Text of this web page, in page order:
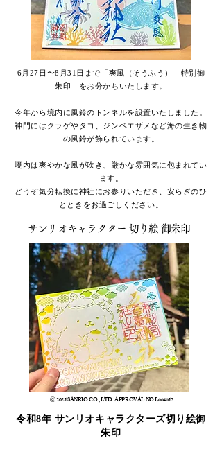
6月27日〜8月31日まで「爽風（そうふう） 特別御
朱印」をお分かちいたします。
今年から境内に風鈴のトンネルを設置いたしました。
神門にはクラゲやタコ、ジンベエザメなど海の生き物
の風鈴が飾られています。
境内は爽やかな風が吹き、厳かな雰囲気に包まれてい
ます。
どうぞ気分転換に神社にお参りいただき、安らぎのひ
とときをお過ごしください。
サンリオ​キャラクター 切り絵 御朱印
​ ⓒ 2025 SANRIO CO., LTD. APPROVAL NO.L664652
令和8年 サンリオキャラクターズ切り絵御
朱印